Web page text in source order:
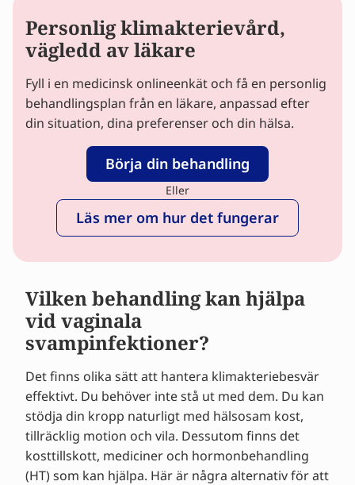
Personlig klimakterievård,
vägledd av läkare
Fyll i en medicinsk onlineenkät och få en personlig
behandlingsplan från en läkare, anpassad efter
din situation, dina preferenser och din hälsa.
Börja din behandling
Eller
Läs mer om hur det fungerar
Vilken behandling kan hjälpa
vid vaginala
svampinfektioner?
Det finns olika sätt att hantera klimakteriebesvär
effektivt. Du behöver inte stå ut med dem. Du kan
stödja din kropp naturligt med hälsosam kost,
tillräcklig motion och vila. Dessutom finns det
kosttillskott, mediciner och hormonbehandling
(HT) som kan hjälpa. Här är några alternativ för att